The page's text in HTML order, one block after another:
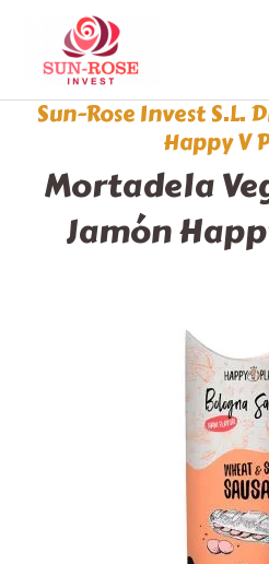
contenido
Sun-Rose Invest
Happy V
Mortadela
Jamón